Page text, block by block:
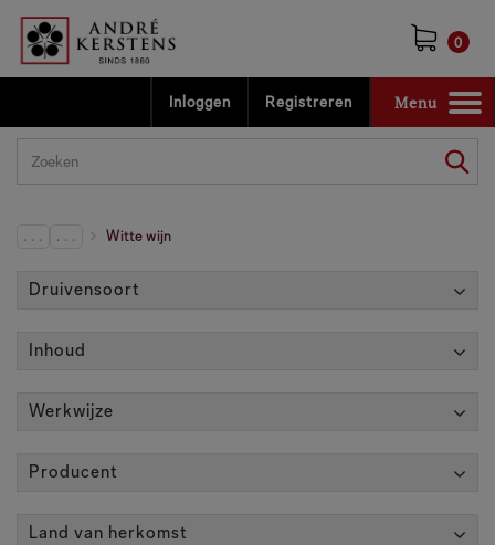
0
Inloggen Registreren
Toggle
navigation
Menu
. . . . . . Witte wijn
Druivensoort
Inhoud
Werkwijze
Producent
Land van herkomst